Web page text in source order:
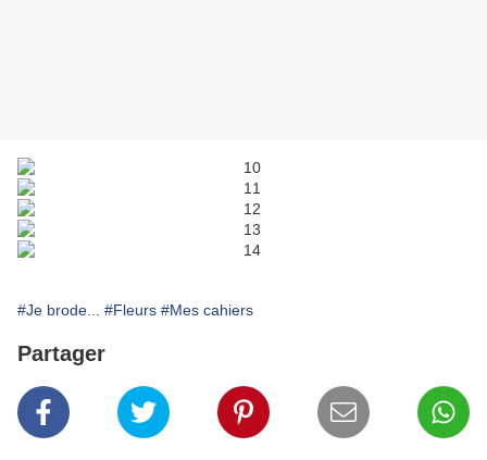
#Je brode... #Fleurs #Mes cahiers
Partager